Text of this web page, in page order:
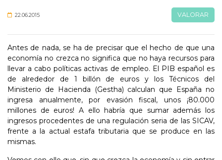
22.06.2015 VALORAR
Antes de nada, se ha de precisar que el hecho de que una
economía no crezca no significa que no haya recursos para
llevar a cabo políticas activas de empleo. El PIB español es
de alrededor de 1 billón de euros y los Técnicos del
Ministerio de Hacienda (Gestha) calculan que España no
ingresa anualmente, por evasión fiscal, unos ¡80.000
millones de euros! A ello habría que sumar además los
ingresos procedentes de una regulación seria de las SICAV,
frente a la actual estafa tributaria que se produce en las
mismas.